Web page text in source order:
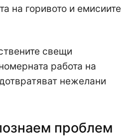
на горивото и емисиите
свещи
работа на
нежелани
проблем